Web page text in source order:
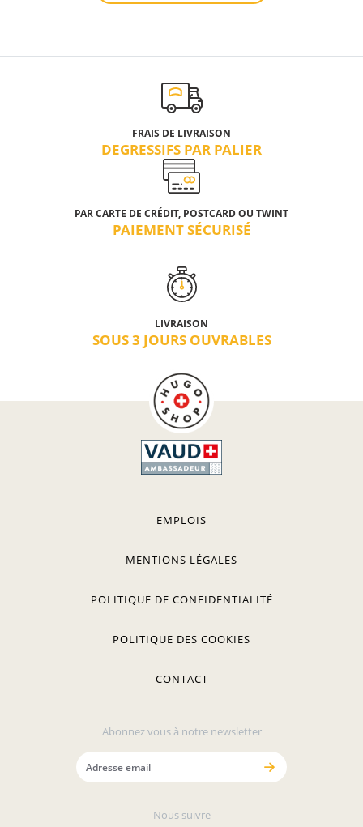
FRAIS DE LIVRAISON
DEGRESSIFS PAR PALIER
PAR CARTE DE CRÉDIT, POSTCARD OU TWINT
PAIEMENT SÉCURISÉ
LIVRAISON
SOUS 3 JOURS OUVRABLES
EMPLOIS
MENTIONS LÉGALES
POLITIQUE DE CONFIDENTIALITÉ
POLITIQUE DES COOKIES
CONTACT
Abonnez vous à notre newsletter
Nous suivre